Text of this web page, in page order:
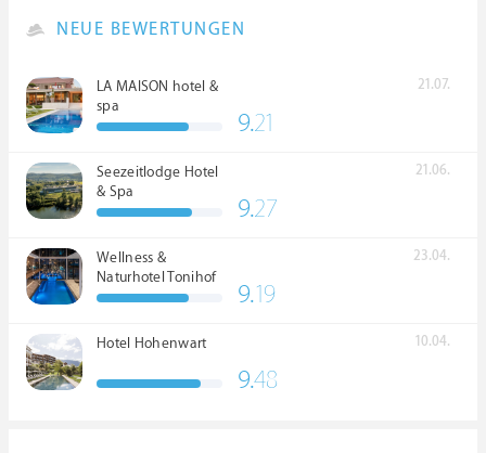
NEUE BEWERTUNGEN
LA MAISON hotel &
spa
21.07.
9.21
Seezeitlodge Hotel
& Spa
21.06.
9.27
Wellness &
Naturhotel Tonihof
****S
23.04.
9.19
Hotel Hohenwart 10.04.
9.48